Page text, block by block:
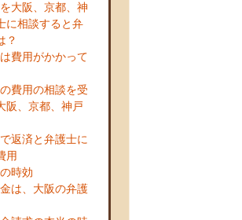
大阪、京都、神
に相談すると弁
？
費用がかかって
費用の相談を受
阪、京都、神戸
返済と弁護士に
用
時効
は、大阪の弁護